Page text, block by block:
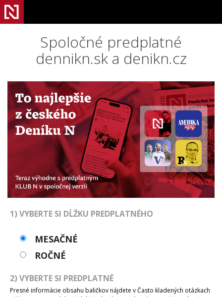
Spoločné predplatné
dennikn.sk a denikn.cz
1) VYBERTE SI DĹŽKU PREDPLATNÉHO
MESAČNÉ
ROČNÉ
2) VYBERTE SI PREDPLATNÉ
Presné informácie obsahu baličkov nájdete v Často kladených otázkach